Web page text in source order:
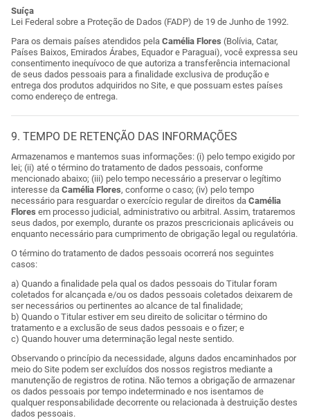
Suíça
Lei Federal sobre a Proteção de Dados (FADP) de 19 de Junho de 1992.
Para os demais países atendidos pela Camélia Flores (Bolívia, Catar,
Países Baixos, Emirados Árabes, Equador e Paraguai), você expressa seu
consentimento inequívoco de que autoriza a transferência internacional
de seus dados pessoais para a finalidade exclusiva de produção e
entrega dos produtos adquiridos no Site, e que possuam estes países
como endereço de entrega.
9. TEMPO DE RETENÇÃO DAS INFORMAÇÕES
Armazenamos e mantemos suas informações: (i) pelo tempo exigido por
lei; (ii) até o término do tratamento de dados pessoais, conforme
mencionado abaixo; (iii) pelo tempo necessário a preservar o legítimo
interesse da Camélia Flores, conforme o caso; (iv) pelo tempo
necessário para resguardar o exercício regular de direitos da Camélia
Flores em processo judicial, administrativo ou arbitral. Assim, trataremos
seus dados, por exemplo, durante os prazos prescricionais aplicáveis ou
enquanto necessário para cumprimento de obrigação legal ou regulatória.
O término do tratamento de dados pessoais ocorrerá nos seguintes
casos:
a) Quando a finalidade pela qual os dados pessoais do Titular foram
coletados for alcançada e/ou os dados pessoais coletados deixarem de
ser necessários ou pertinentes ao alcance de tal finalidade;
b) Quando o Titular estiver em seu direito de solicitar o término do
tratamento e a exclusão de seus dados pessoais e o fizer; e
c) Quando houver uma determinação legal neste sentido.
Observando o princípio da necessidade, alguns dados encaminhados por
meio do Site podem ser excluídos dos nossos registros mediante a
manutenção de registros de rotina. Não temos a obrigação de armazenar
os dados pessoais por tempo indeterminado e nos isentamos de
qualquer responsabilidade decorrente ou relacionada à destruição destes
dados pessoais.